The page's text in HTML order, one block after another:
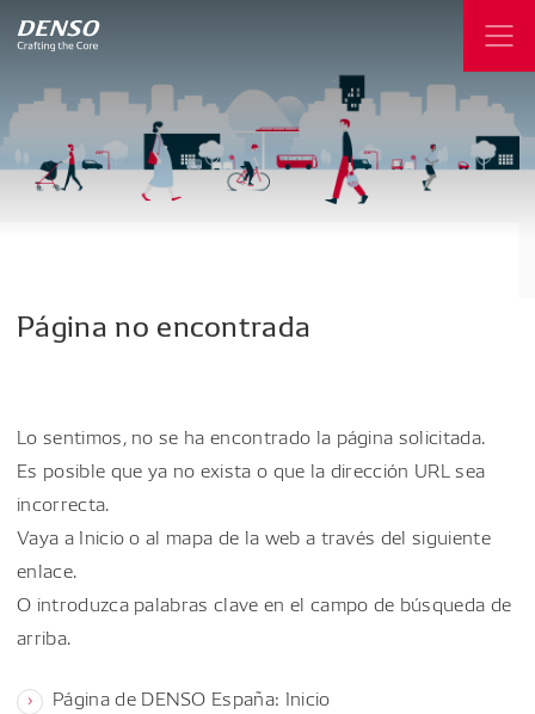
Página no encontrada
Lo sentimos, no se ha encontrado la página solicitada.
Es posible que ya no exista o que la dirección URL sea
incorrecta.
Vaya a Inicio o al mapa de la web a través del siguiente
enlace.
O introduzca palabras clave en el campo de búsqueda de
arriba.
Página de DENSO España: Inicio